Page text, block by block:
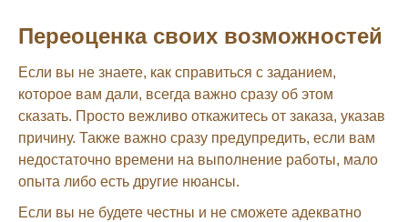
Переоценка своих возможностей
Если вы не знаете, как справиться с заданием,
которое вам дали, всегда важно сразу об этом
сказать. Просто вежливо откажитесь от заказа, указав
причину. Также важно сразу предупредить, если вам
недостаточно времени на выполнение работы, мало
опыта либо есть другие нюансы.
Если вы не будете честны и не сможете адекватно